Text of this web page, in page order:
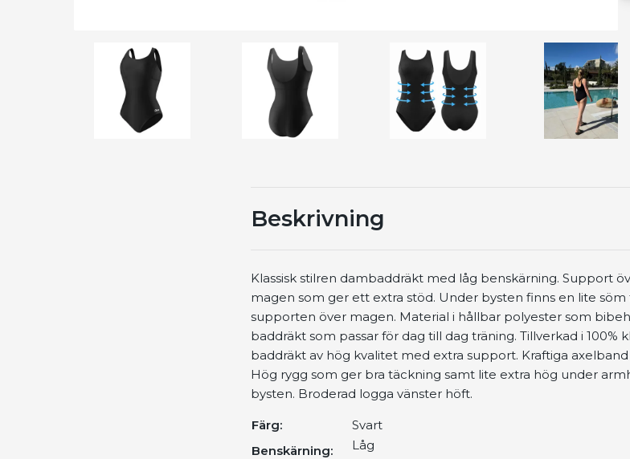
Beskrivning
Klassisk stilren dambaddräkt med låg benskärning. Support
magen som ger ett extra stöd. Under bysten finns en lite
supporten över magen. Material i hållbar polyester som
baddräkt som passar för dag till dag träning. Tillverkad i 100%
baddräkt av hög kvalitet med extra support. Kraftiga
Hög rygg som ger bra täckning samt lite extra hög under
bysten. Broderad logga vänster höft.
Färg:
Svart
Benskärning:
Låg